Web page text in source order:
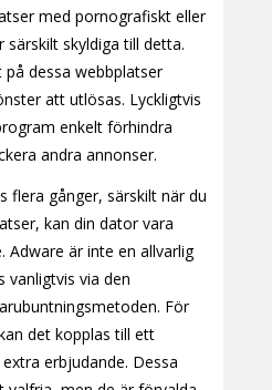
med pornografiskt eller
skyldiga till detta.
dessa webbplatser
att utlösas. Lyckligtvis
enkelt förhindra
andra annonser.
flera gånger, särskilt när du
kan din dator vara
Adware är inte en allvarlig
vanligtvis via den
För
det kopplas till ett
erbjudande. Dessa